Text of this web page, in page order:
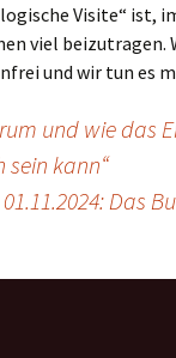
Visite“ ist,
viel
und wir tun es
und wie das
sein kann“
01.11.2024: Das